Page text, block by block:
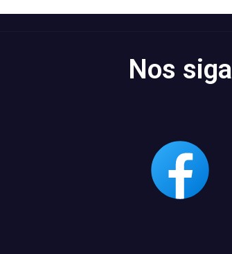
Nos siga